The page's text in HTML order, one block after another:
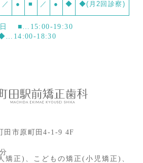
／ ● ■ ／ ● ◆ ◆(月2回診察)
■…15:00-19:30
18:30
田市原町田4-1-9 4F
矯正)、こどもの矯正(小児矯正)、